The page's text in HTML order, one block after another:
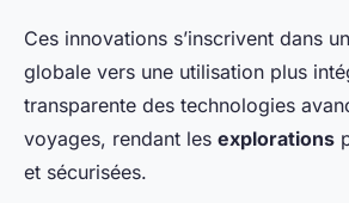
Ces innovations s’inscrivent dans
globale vers une utilisation plus
transparente des technologies
voyages, rendant les explorations
et sécurisées.